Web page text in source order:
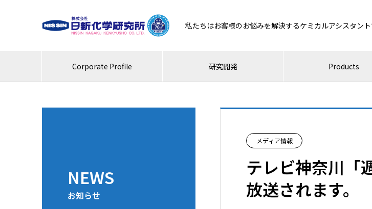
私たちはお客様のお悩みを解決するケミカルアシスタント
Corporate Profile 研究開発 Products
NEWS
お知らせ
メディア情報
テレビ神奈川「
放送されます。